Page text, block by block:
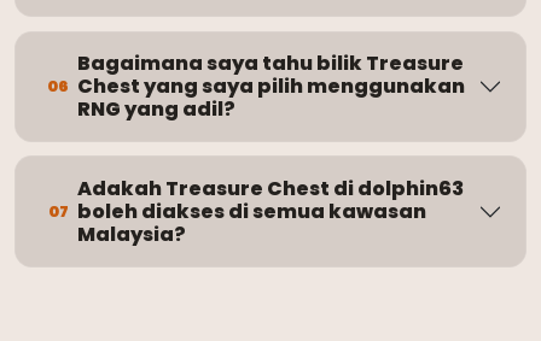
06
Bagaimana saya tahu bilik Treasure
Chest yang saya pilih menggunakan
RNG yang adil?
07
Adakah Treasure Chest di dolphin63
boleh diakses di semua kawasan
Malaysia?